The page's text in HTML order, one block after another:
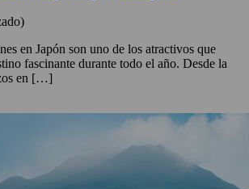
en Japón son uno de los atractivos que
fascinante durante todo el año. Desde la
en […]